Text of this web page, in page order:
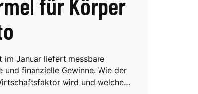
für Körper
im Januar liefert messbare
und finanzielle Gewinne. Wie der
wird und welche…